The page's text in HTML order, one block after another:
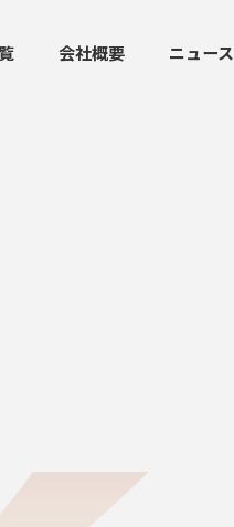
会社概要 ニュース